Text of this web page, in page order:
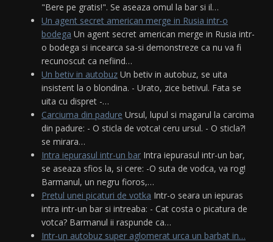
"Bere pe gratis!". Se aseaza omul la bar si il…
Un agent secret american merge in Rusia intr-o
bodega Un agent secret american merge in Rusia intr-
o bodega si incearca sa-si demonstreze ca nu va fi
recunoscut ca nefiind…
Un betiv in autobuz Un betiv in autobuz, se uita
insistent la o blondina. - Urato, zice betivul. Fata se
uita cu dispret -…
Carciuma din padure Ursul, lupul si magarul la carcima
din padure: - O sticla de votca! ceru ursul. - O sticla?!
se mirara…
Intra iepurasul intr-un bar Intra iepurasul intr-un bar,
se aseaza sfios la, si cere: -O suta de vodca, va rog!
Barmanul, un negru fioros,…
Pretul unei picaturi de votka Intr-o seara un iepuras
intra intr-un bar si intreaba: - Cat costa o picatura de
votca? Barmanul ii raspunde ca…
Intr-un autobuz super aglomerat urca un barbat in…